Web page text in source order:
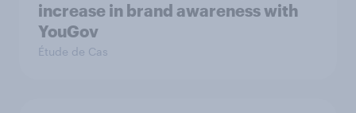
increase in brand awareness with
YouGov
Étude de Cas